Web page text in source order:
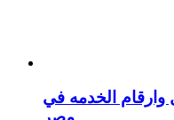
وارقام الخدمه في